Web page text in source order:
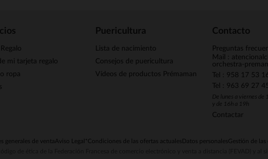
Regalo
mi tarjeta regalo
ropa
Puericultura
Lista de nacimiento
Consejos de puericultura
Vídeos de productos Prémaman
Contacto
Preguntas
Mail :
orchestra-
Tel : 958 17 53
Tel : 963 69 27
De lunes a viernes de
y de 16h a 19h
Contactar
generales de ventaAviso Legal *Condiciones de las ofertas actuales Datos personalesGestión de las